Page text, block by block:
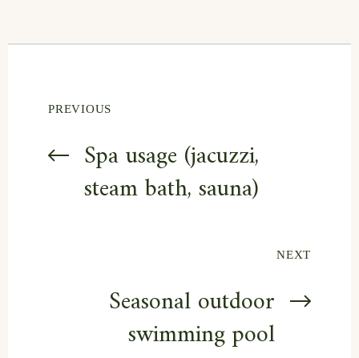
PREVIOUS
Spa usage (jacuzzi,
steam bath, sauna)
NEXT
Seasonal outdoor
swimming pool